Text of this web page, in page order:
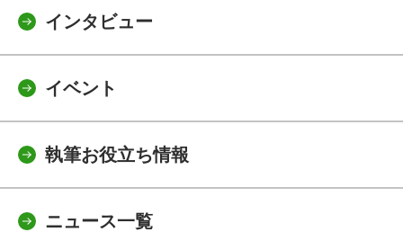
インタビュー
イベント
執筆お役立ち情報
ニュース一覧